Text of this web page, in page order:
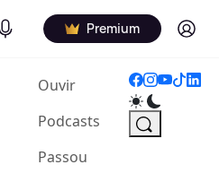
Podcasts Premium Log in
Ouvir(current)
Podcasts
Passou